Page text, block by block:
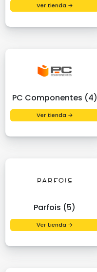
Ver tienda →
PC Componentes (4)
Ver tienda →
Parfois (5)
Ver tienda →